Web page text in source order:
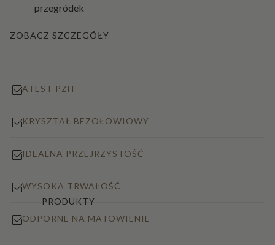
PRODUKTY
przegródek
ZOBACZ SZCZEGÓŁY
ATEST PZH
KRYSZTAŁ BEZOŁOWIOWY
IDEALNA PRZEJRZYSTOŚĆ
WYSOKA TRWAŁOŚĆ
ODPORNE NA MATOWIENIE